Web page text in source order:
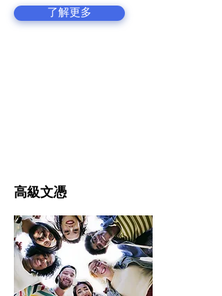
了解更多
高級文憑